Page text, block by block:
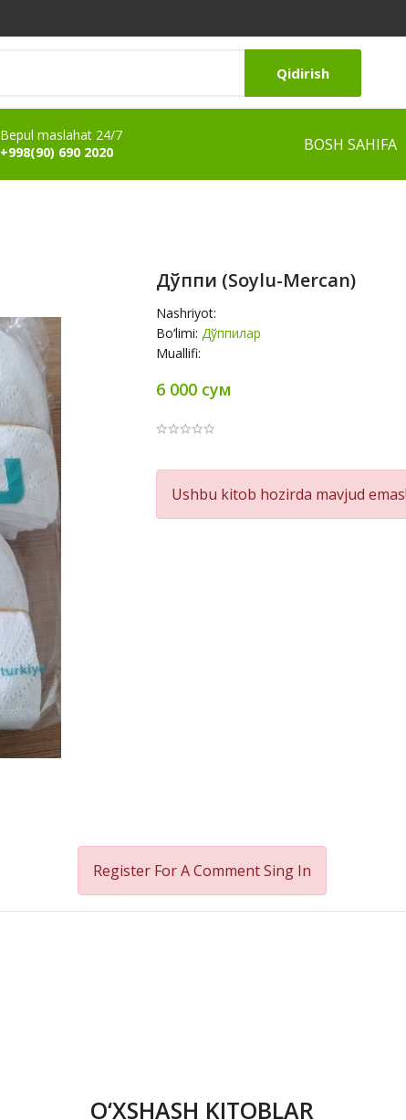
Qidirish
Bepul maslahat 24/7
+998(90) 690 2020
BOSH SAHIFA
Дўппи (Soylu-Mercan)
Nashriyot:
Bo‘limi: Дўппилар
Muallifi:
6 000 сум
Product
Summery
Ushbu kitob hozirda mavjud
Register For A CommentSing In
O‘XSHASH KITOBLAR